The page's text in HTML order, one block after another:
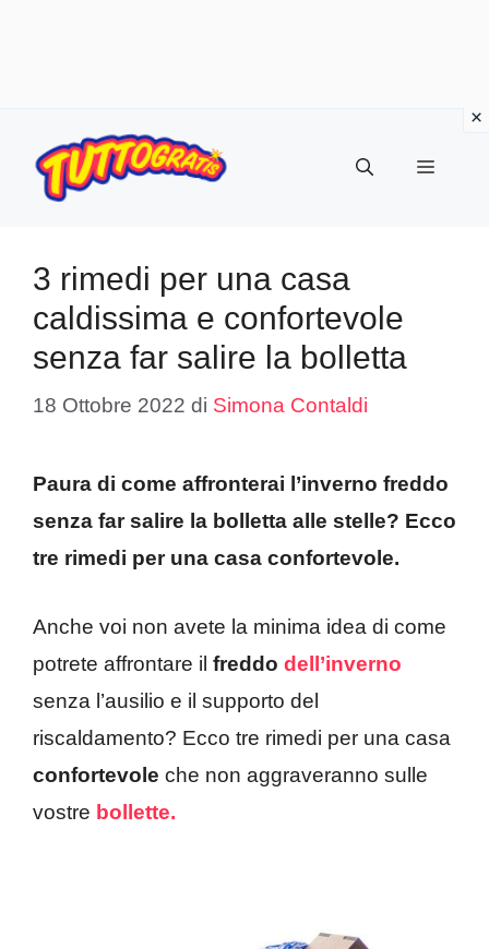
contenuto
Menu
3 rimedi per una casa
caldissima e confortevole
senza far salire la bolletta
18 Ottobre 2022 di Simona Contaldi
Paura di come affronterai l’inverno freddo
senza far salire la bolletta alle stelle? Ecco
tre rimedi per una casa confortevole.
Anche voi non avete la minima idea di come
potrete affrontare il freddo dell’inverno
senza l’ausilio e il supporto del
riscaldamento? Ecco tre rimedi per una casa
confortevole che non aggraveranno sulle
vostre bollette.